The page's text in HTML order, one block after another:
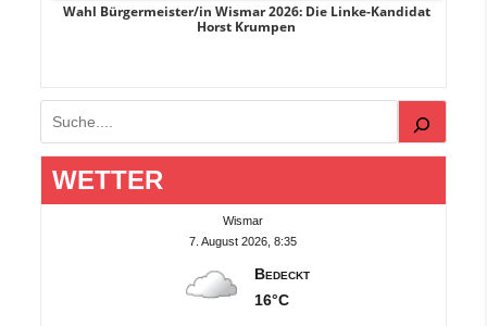
Wahl Bürgermeister/in Wismar 2026: Die Linke-Kandidat
Horst Krumpen
Suchen
WETTER
Wismar
7. August 2026, 8:35
Bedeckt
16°C